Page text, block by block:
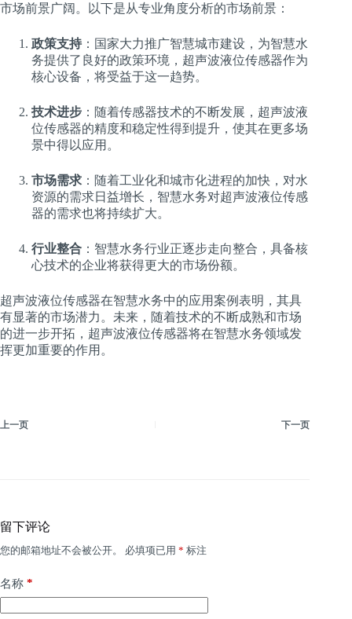
市场前景广阔。以下是从专业角度分析的市场前景：
政策支持 ：国家大力推广智慧城市建设，为智慧水
务提供了良好的政策环境，超声波液位传感器作为
核心设备，将受益于这一趋势。
技术进步 ：随着传感器技术的不断发展，超声波液
位传感器的精度和稳定性得到提升，使其在更多场
景中得以应用。
市场需求 ：随着工业化和城市化进程的加快，对水
资源的需求日益增长，智慧水务对超声波液位传感
器的需求也将持续扩大。
行业整合 ：智慧水务行业正逐步走向整合，具备核
心技术的企业将获得更大的市场份额。
超声波液位传感器在智慧水务中的应用案例表明，其具
有显著的市场潜力。未来，随着技术的不断成熟和市场
的进一步开拓，超声波液位传感器将在智慧水务领域发
挥更加重要的作用。
上一页 下一页
留下评论
您的邮箱地址不会被公开。 必填项已用 * 标注
名称 *